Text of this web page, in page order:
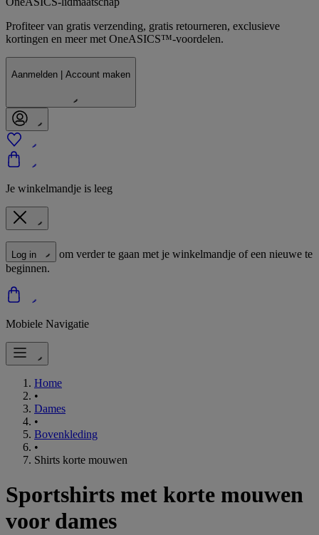
Profiteer van gratis verzending, gratis retourneren, exclusieve
kortingen en meer met OneASICS™-voordelen.
Aanmelden | Account maken
Je winkelmandje is leeg
Log in
om verder te gaan met je winkelmandje of een nieuwe te
beginnen.
Mobiele Navigatie
Home
•
Dames
•
Bovenkleding
•
Shirts korte mouwen
Sportshirts met korte mouwen
voor dames